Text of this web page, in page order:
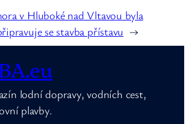
v Hluboké nad Vltavou byla
se stavba přístavu →
lodní dopravy, vodních cest,
plavby.